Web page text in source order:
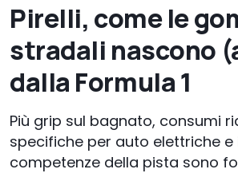
Pirelli, come le
stradali nascono
dalla Formula 1
Più grip sul bagnato, consumi
specifiche per auto elettriche e
competenze della pista sono